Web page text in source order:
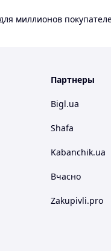
миллионов
Партнеры
Bigl.ua
Shafa
Kabanchik.ua
Вчасно
Zakupivli.pro